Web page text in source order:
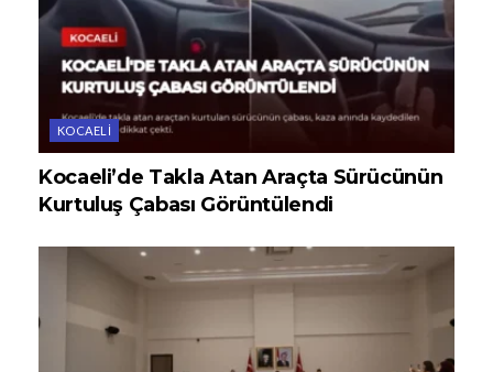
KOCAELI
Kocaeli’de Takla Atan Araçta Sürücünün
Kurtuluş Çabası Görüntülendi